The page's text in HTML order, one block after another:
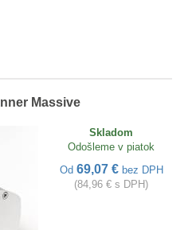
Massive
Skladom
Odošleme v piatok
Od 69,07 € bez DPH
(84,96 € s DPH)